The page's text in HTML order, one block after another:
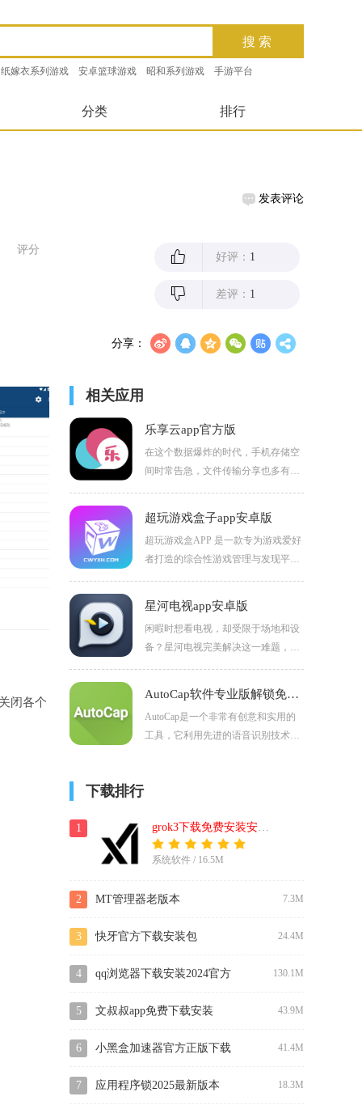
纸嫁衣系列游戏 安卓篮球游戏 昭和系列游戏 手游平台
分类 排行
发表评论
评分
好评： 1
差评： 1
分享：
闭各个
相关应用
乐享云app官方版
在这个数据爆炸的时代，手机存储空
间时常告急，文件传输分享也多有不
据存储与管理难题。
超玩游戏盒子app安卓版
超玩游戏盒APP 是一款专为游戏爱好
者打造的综合性游戏管理与发现平
于一体。超玩游戏盒APP凭借其丰富
的游戏资源、便捷的操作方式、全面
的功能支持和优质的服务赢得了广大
玩家的好评。
星河电视app安卓版
闲暇时想看电视，却受限于场地和设
备？星河电视完美解决这一难题，它
AutoCap软件专业版解锁免费下载
AutoCap是一个非常有创意和实用的
工具，它利用先进的语音识别技术，
录成文本。
下载排行
1 grok3下载免费安装安卓版(xai)
系统软件 / 16.5M
2 MT管理器老版本 7.3M
3 快牙官方下载安装包 24.4M
4 qq浏览器下载安装2024官方 130.1M
5 文叔叔app免费下载安装 43.9M
6 小黑盒加速器官方正版下载
安卓
41.4M
7 应用程序锁2025最新版本 18.3M